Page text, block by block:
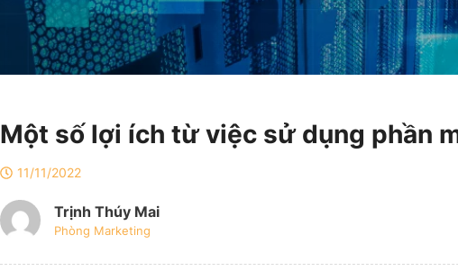
Một số lợi ích từ việc sử dụng phần
11/11/2022
Trịnh Thúy Mai
Phòng Marketing